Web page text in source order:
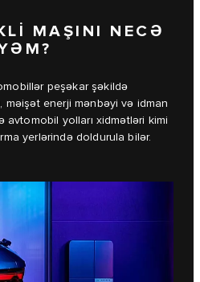
MAŞINI NECƏ
peşəkar şəkildə
məişət enerji mənbəyi və idman
avtomobil yolları xidmətləri kimi
yerlərində doldurula bilər.